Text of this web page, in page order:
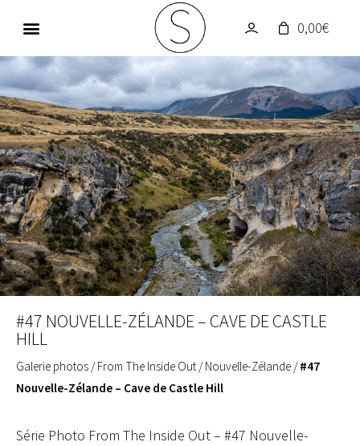
0,00€
#47 NOUVELLE-ZÉLANDE – CAVE DE CASTLE
HILL
Galerie photos /From The Inside Out /Nouvelle-Zélande /#47
Nouvelle-Zélande – Cave de Castle Hill
Série Photo From The Inside Out – #47 Nouvelle-